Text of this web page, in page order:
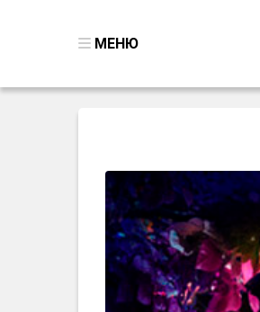
МЕНЮ
ГОЛОВОЛОМКИ
БИЗНЕС
ТРИ-В-РЯД
СТРАТЕГИИ
СТРЕЛЯЛКИ